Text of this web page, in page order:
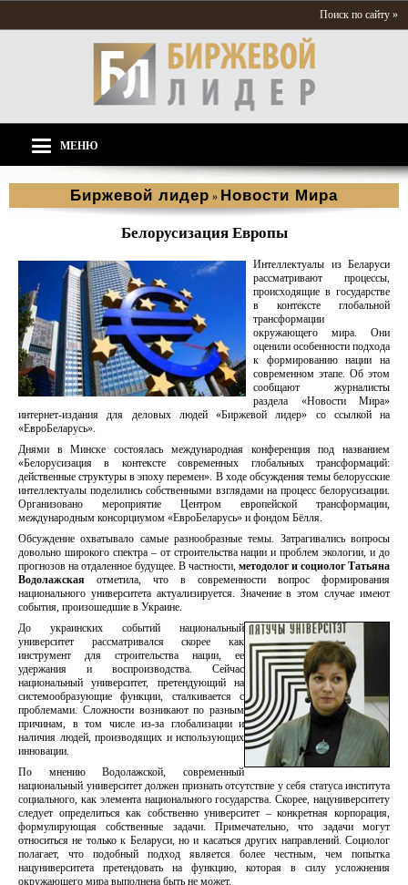
Поиск по сайту »
МЕНЮ
Биржевой лидер » Новости Мира
Белорусизация Европы
Интеллектуалы из Беларуси
рассматривают процессы,
происходящие в государстве
в контексте глобальной
трансформации
окружающего мира. Они
оценили особенности подхода
к формированию нации на
современном этапе. Об этом
сообщают журналисты
раздела «Новости Мира»
интернет-издания для деловых людей «Биржевой лидер» со ссылкой на
«ЕвроБеларусь».
Днями в Минске состоялась международная конференция под названием
«Белорусизация в контексте современных глобальных трансформаций:
действенные структуры в эпоху перемен». В ходе обсуждения темы белорусские
интеллектуалы поделились собственными взглядами на процесс белорусизации.
Организовано мероприятие Центром европейской трансформации,
международным консорциумом «ЕвроБеларусь» и фондом Бёлля.
Обсуждение охватывало самые разнообразные темы. Затрагивались вопросы
довольно широкого спектра – от строительства нации и проблем экологии, и до
прогнозов на отдаленное будущее. В частности, методолог и социолог Татьяна
Водолажская отметила, что в современности вопрос формирования
национального университета актуализируется. Значение в этом случае имеют
события, произошедшие в Украине.
До украинских событий национальный
университет рассматривался скорее как
инструмент для строительства нации, ее
удержания и воспроизводства. Сейчас
национальный университет, претендующий на
системообразующие функции, сталкивается с
проблемами. Сложности возникают по разным
причинам, в том числе из-за глобализации и
наличия людей, производящих и использующих
инновации.
По мнению Водолажской, современный
национальный университет должен признать отсутствие у себя статуса института
социального, как элемента национального государства. Скорее, нацуниверситету
следует определиться как собственно университет – конкретная корпорация,
формулирующая собственные задачи. Примечательно, что задачи могут
относиться не только к Беларуси, но и касаться других направлений. Социолог
полагает, что подобный подход является более честным, чем попытка
нацуниверситета претендовать на функцию, которая в силу усложнения
окружающего мира выполнена быть не может.